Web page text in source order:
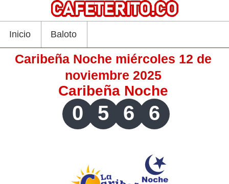
Inicio Baloto
Caribeña Noche miércoles 12 de
noviembre 2025
Caribeña Noche
0 5 6 6